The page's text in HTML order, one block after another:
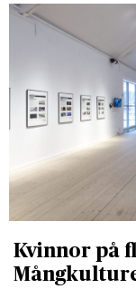
Kvinnor på